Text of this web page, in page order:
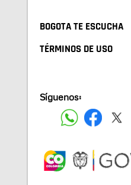
BOGOTA TE ESCUCHA
TÉRMINOS DE USO
Síguenos: